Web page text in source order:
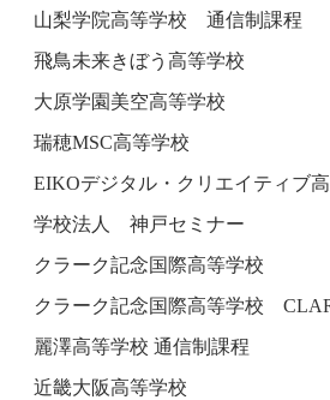
山梨学院高等学校 通信制課程
飛鳥未来きぼう高等学校
大原学園美空高等学校
瑞穂MSC高等学校
EIKOデジタル・クリエイティブ
学校法人 神戸セミナー
クラーク記念国際高等学校
クラーク記念国際高等学校
麗澤高等学校 通信制課程
近畿大阪高等学校